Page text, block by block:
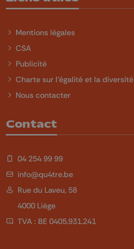
Mentions légales
CSA
Publicité
Charte sur l'égalité et la diversité
Nous contacter
Contact
04 254 99 99
info@qu4tre.be
Rue du Laveu, 58
4000 Liège
TVA : BE 0405.931.241